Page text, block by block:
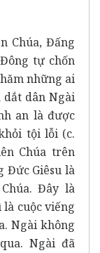
Chúa, Đấng
tự chốn
những ai
dân Ngài
an là được
tội lỗi (c.
Chúa trên
Đức Giêsu là
Đây là
cuộc viếng
Ngài không
Ngài đã